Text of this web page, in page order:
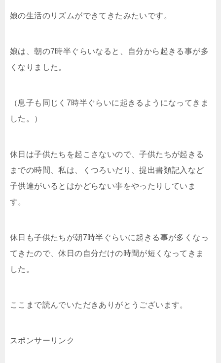
娘の生活のリズムができてきたみたいです。
娘は、朝の7時半ぐらいなると、自分から起きる事が多
くなりました。
（息子も同じく7時半ぐらいに起きるようになってきま
した。）
休日は子供たちを起こさないので、子供たちが起きる
までの時間、私は、くつろいだり、提出書類記入など
子供達がいるとはかどらない事をやったりしていま
す。
休日も子供たちが朝7時半ぐらいに起きる事が多くなっ
てきたので、休日の自分だけの時間が短くなってきま
した。
ここまで読んでいただきありがとうございます。
スポンサーリンク